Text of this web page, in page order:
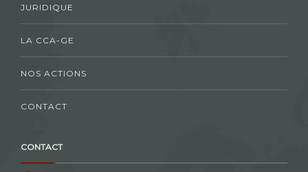
JURIDIQUE
LA CCA-GE
NOS ACTIONS
CONTACT
CONTACT